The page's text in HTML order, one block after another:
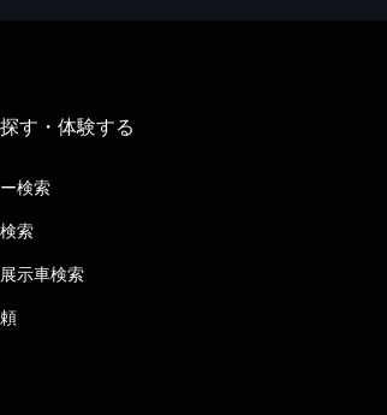
す・体験する
検索
索
示車検索